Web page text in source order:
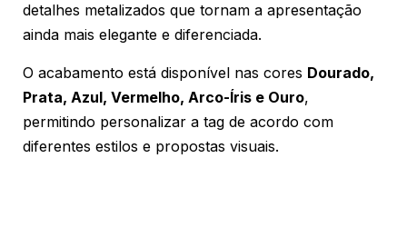
detalhes metalizados que tornam a apresentação
ainda mais elegante e diferenciada.
O acabamento está disponível nas cores Dourado,
Prata, Azul, Vermelho, Arco-Íris e Ouro,
permitindo personalizar a tag de acordo com
diferentes estilos e propostas visuais.